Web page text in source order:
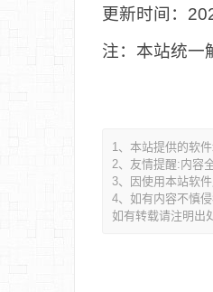
更新时间：
注：本站统一
1、本站提供的软
2、友情提醒:内容
3、因使用本站软
4、如有内容不慎
如有转载请注明出